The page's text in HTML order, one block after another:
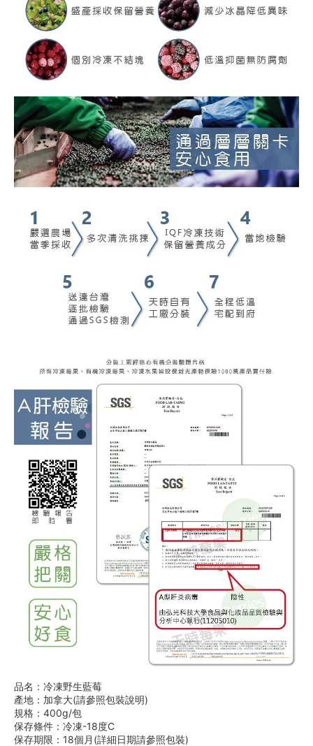
品名：冷凍野生藍莓
產地：加拿大(請參照包裝說明)
規格：400g/包
保存條件：冷凍-18度C
保存期限：18個月(詳細日期請參照包裝)